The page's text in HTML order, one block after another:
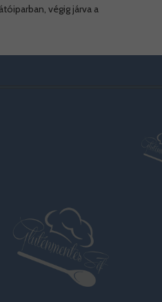
végig járva a